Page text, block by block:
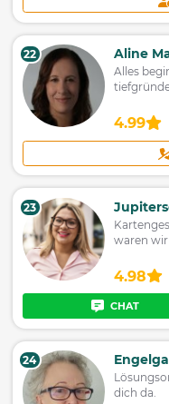
22 Aline
Alles
4.99
23
waren
4.98
CHAT
24
dich da.